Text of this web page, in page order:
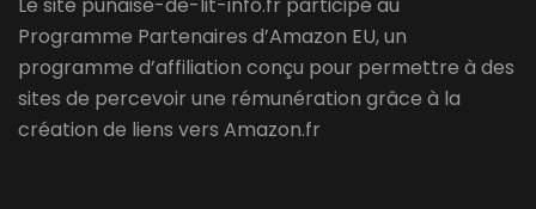
Programme Partenaires d’Amazon EU, un
programme d’affiliation conçu pour permettre à des
sites de percevoir une rémunération grâce à la
création de liens vers Amazon.fr